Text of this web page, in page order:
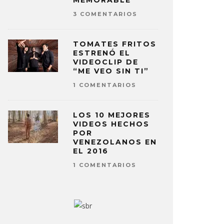
3 COMENTARIOS
TOMATES FRITOS
ESTRENÓ EL
VIDEOCLIP DE
“ME VEO SIN TI”
1 COMENTARIOS
LOS 10 MEJORES
VIDEOS HECHOS
POR
VENEZOLANOS EN
EL 2016
1 COMENTARIOS